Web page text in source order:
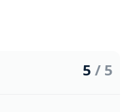
5 / 5